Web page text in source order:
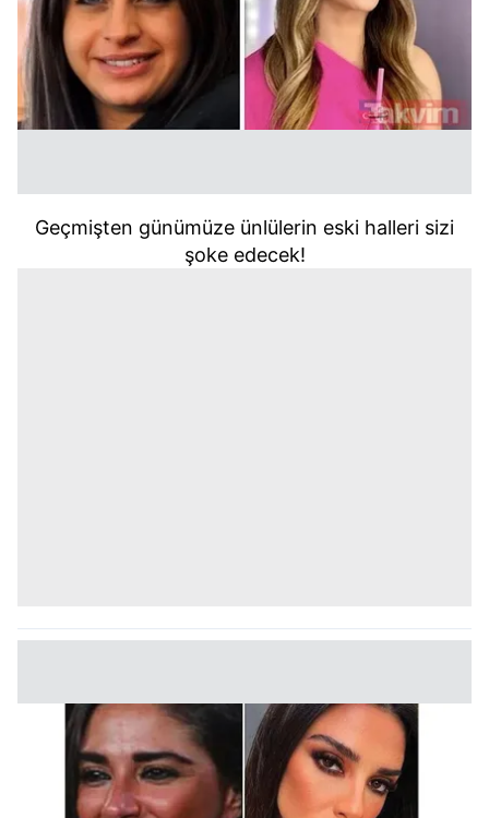
verileriniz işlenmekte olup gerekli olan çerezler bilgi
toplumu hizmetlerinin sunulması amacıyla
kullanılmaktadır. Diğer çerezler, sitemizin daha işlevsel
kılınması ve kişiselleştirilmesi ve sizlere yönelik
reklam/pazarlama faaliyetlerinin yapılması, amaçlarıyla
vasıtasıyla belirleyebilirsiniz. Çerezlere ilişkin detaylı bilgi
için Ayarlar butonuna tıklayabilir,Çerez Bilgilendirme
Geçmişten günümüze ünlülerin eski halleri sizi
şoke edecek!